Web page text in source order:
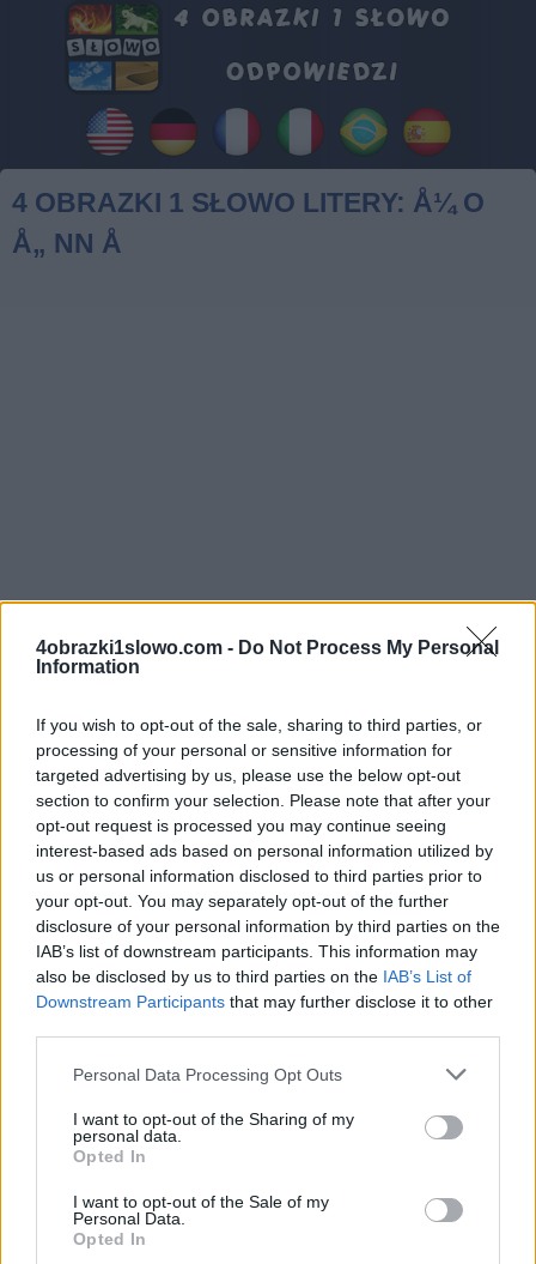
4obrazki1slowo.com - Do Not Process My Personal
Information
If you wish to opt-out of the sale, sharing to third parties, or
processing of your personal or sensitive information for
targeted advertising by us, please use the below opt-out
section to confirm your selection. Please note that after your
opt-out request is processed you may continue seeing
interest-based ads based on personal information utilized by
us or personal information disclosed to third parties prior to
your opt-out. You may separately opt-out of the further
disclosure of your personal information by third parties on the
IAB’s list of downstream participants. This information may
also be disclosed by us to third parties on the IAB’s List of
Downstream Participants that may further disclose it to other
Personal Data Processing Opt Outs
I want to opt-out of the Sharing of my
personal data.
Opted In
I want to opt-out of the Sale of my
Personal Data.
Opted In
4 OBRAZKI 1 SŁOWO LITERY: Å¼ O
Å„ NN Å
4 Obrazki 1 Słowo odpowiedzi i kody do litery: Å¼ o
Å„ nn Å słów popularnej gry na iOS i Androida
odpowiedzi w grze mogą być w innej kolejności, więc
sprawdź poprzednią stronę, jeśli odpowiedź poniżej
nie odpowiada pytaniu na twoim poziomie.
Znaleźliśmy 0 łamigłówek.
Wyszukaj według liter, wprowadź
wszystkie litery:
Wyszukaj
według
liter,
wprowadź
Szukaj
Co sądzisz o naszej stronie?